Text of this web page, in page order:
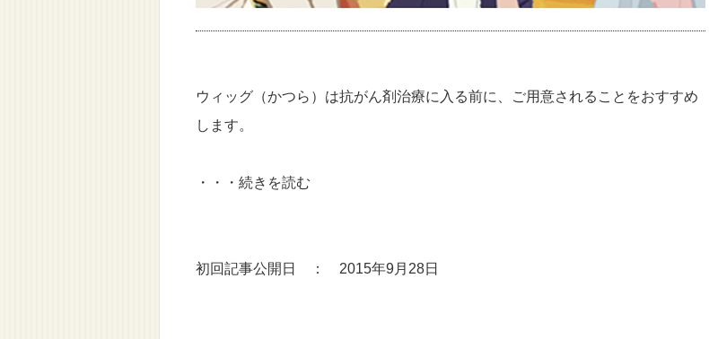
ウィッグ（かつら）は抗がん剤治療に入る前に、ご用意されることをおすすめ
します。
・・・続きを読む
初回記事公開日 ： 2015年9月28日